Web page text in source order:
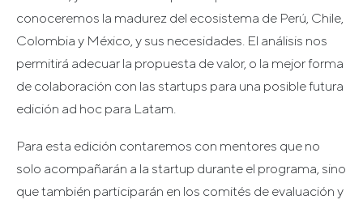
conoceremos la madurez del ecosistema de Perú, Chile,
Colombia y México, y sus necesidades. El análisis nos
permitirá adecuar la propuesta de valor, o la mejor forma
de colaboración con las startups para una posible futura
edición ad hoc para Latam.
Para esta edición contaremos con mentores que no
solo acompañarán a la startup durante el programa, sino
que también participarán en los comités de evaluación y